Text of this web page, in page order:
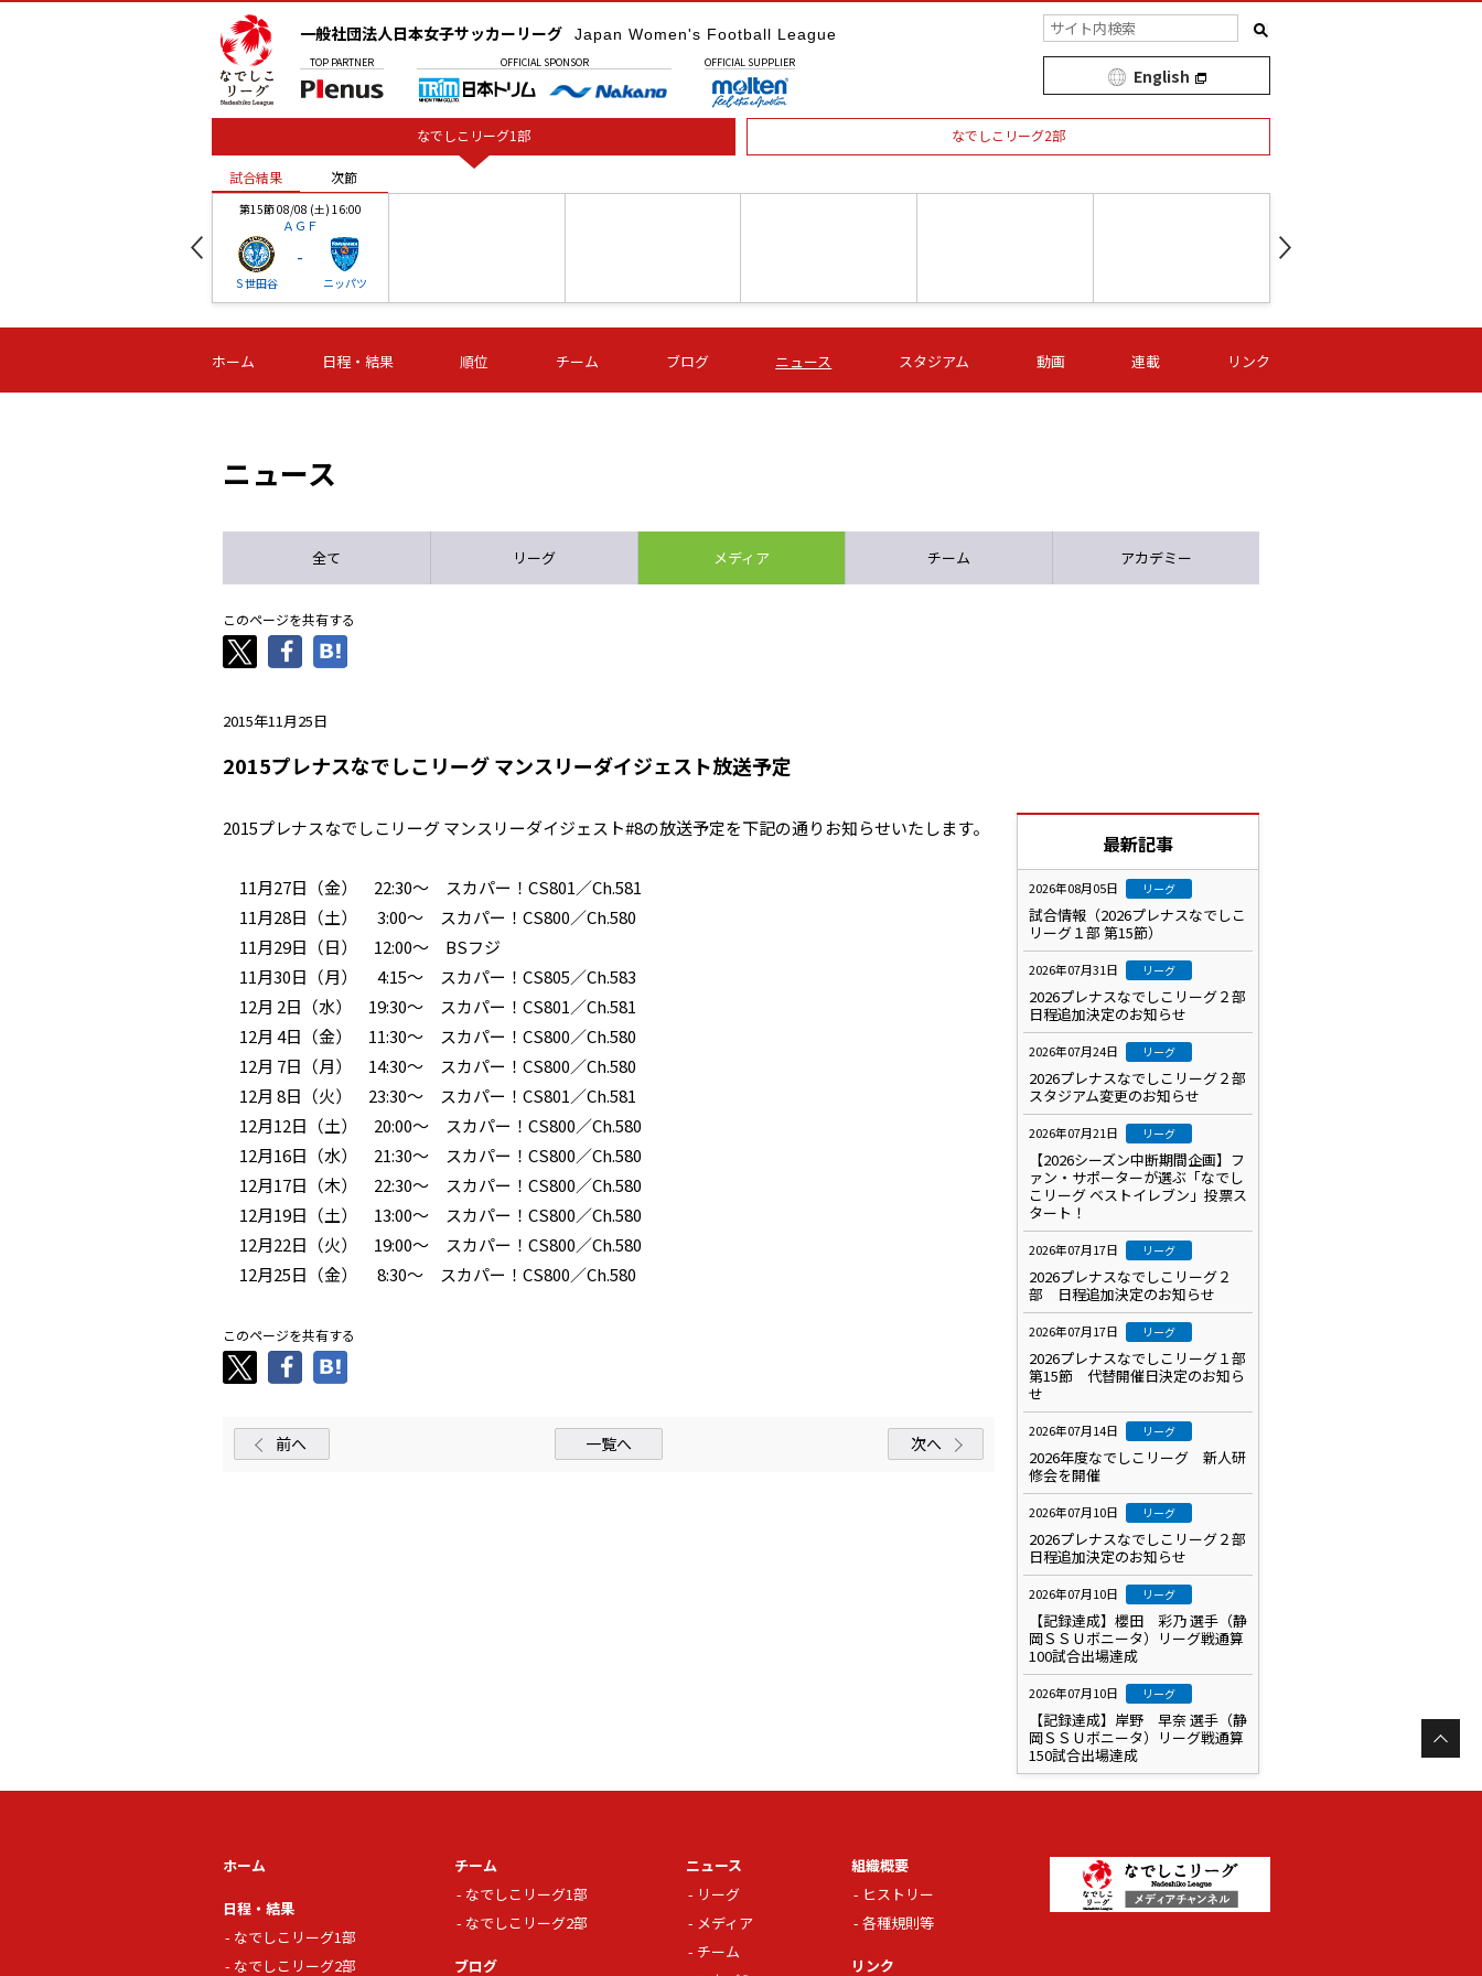
一般社団法人日本女子サッカーリーグ Japan Women's Football League
TOP PARTNER OFFICIAL SPONSOR OFFICIAL SUPPLIER
English
なでしこリーグ1部 なでしこリーグ2部
試合結果 次節
第15節 08/08 (土) 16:00
ＡＧＦ
Ｓ世田谷
-
ニッパツ
-
第16節 09/05 (土) 15:00
ニッパツ
-
第16節 09/05 (土) 15:00
石人の星
-
第16節 09/05 (土) 16:00
ＡＧＦ
-
いちご
-
第16節 09/06 (日) 15:00
-
第16節 09/06 (日) 15:00
- -
試合結果 次節
ホーム 日程・結果 順位 チーム ブログ ニュース スタジアム 動画 連載 リンク
ニュース
全て リーグ メディア チーム アカデミー
このページを共有する
2015年11月25日
2015プレナスなでしこリーグ マンスリーダイジェスト放送予定
2015プレナスなでしこリーグ マンスリーダイジェスト#8の放送予定を下記の通りお知らせいたします。
11月27日（金） 22:30～ スカパー！CS801／Ch.581
11月28日（土） 3:00～ スカパー！CS800／Ch.580
11月29日（日） 12:00～ BSフジ
11月30日（月） 4:15～ スカパー！CS805／Ch.583
12月 2日（水） 19:30～ スカパー！CS801／Ch.581
12月 4日（金） 11:30～ スカパー！CS800／Ch.580
12月 7日（月） 14:30～ スカパー！CS800／Ch.580
12月 8日（火） 23:30～ スカパー！CS801／Ch.581
12月12日（土） 20:00～ スカパー！CS800／Ch.580
12月16日（水） 21:30～ スカパー！CS800／Ch.580
12月17日（木） 22:30～ スカパー！CS800／Ch.580
12月19日（土） 13:00～ スカパー！CS800／Ch.580
12月22日（火） 19:00～ スカパー！CS800／Ch.580
12月25日（金） 8:30～ スカパー！CS800／Ch.580
このページを共有する
前へ 一覧へ 次へ
最新記事
2026年08月05日 リーグ
試合情報（2026プレナスなでしこ
リーグ１部 第15節）
2026年07月31日 リーグ
2026プレナスなでしこリーグ２部
日程追加決定のお知らせ
2026年07月24日 リーグ
2026プレナスなでしこリーグ２部
スタジアム変更のお知らせ
2026年07月21日 リーグ
【2026シーズン中断期間企画】フ
ァン・サポーターが選ぶ「なでし
こリーグ ベストイレブン」投票ス
タート！
2026年07月17日 リーグ
2026プレナスなでしこリーグ２
部 日程追加決定のお知らせ
2026年07月17日 リーグ
2026プレナスなでしこリーグ１部
第15節 代替開催日決定のお知ら
せ
2026年07月14日 リーグ
2026年度なでしこリーグ 新人研
修会を開催
2026年07月10日 リーグ
2026プレナスなでしこリーグ２部
日程追加決定のお知らせ
2026年07月10日 リーグ
【記録達成】櫻田 彩乃 選手（静
岡ＳＳＵボニータ）リーグ戦通算
100試合出場達成
2026年07月10日 リーグ
【記録達成】岸野 早奈 選手（静
岡ＳＳＵボニータ）リーグ戦通算
150試合出場達成
ホーム
日程・結果
なでしこリーグ1部
なでしこリーグ2部
チーム
なでしこリーグ1部
なでしこリーグ2部
ブログ
ニュース
リーグ
メディア
チーム
組織概要
ヒストリー
各種規則等
リンク